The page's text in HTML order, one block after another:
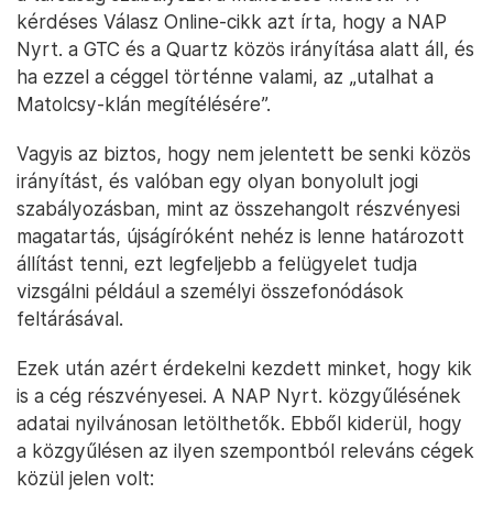
kérdéses Válasz Online-cikk azt írta, hogy a NAP
Nyrt. a GTC és a Quartz közös irányítása alatt áll, és
ha ezzel a céggel történne valami, az „utalhat a
Matolcsy-klán megítélésére”.
Vagyis az biztos, hogy nem jelentett be senki közös
irányítást, és valóban egy olyan bonyolult jogi
szabályozásban, mint az összehangolt részvényesi
magatartás, újságíróként nehéz is lenne határozott
állítást tenni, ezt legfeljebb a felügyelet tudja
vizsgálni például a személyi összefonódások
feltárásával.
Ezek után azért érdekelni kezdett minket, hogy kik
is a cég részvényesei. A NAP Nyrt. közgyűlésének
adatai nyilvánosan letölthetők. Ebből kiderül, hogy
a közgyűlésen az ilyen szempontból releváns cégek
közül jelen volt: